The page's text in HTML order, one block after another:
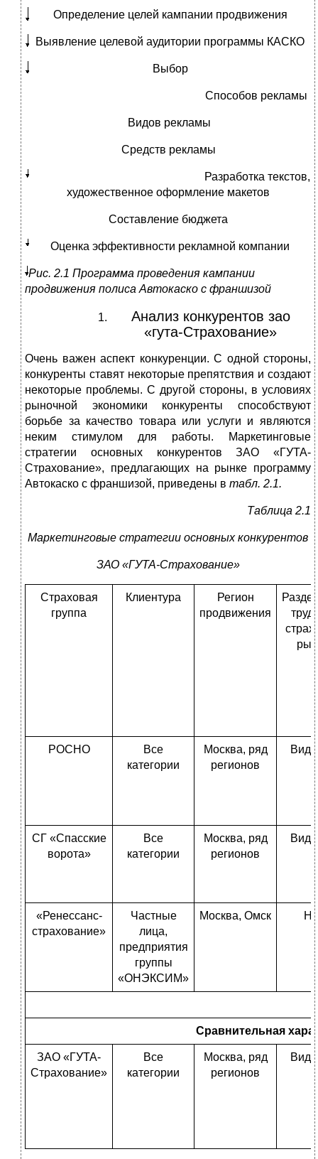
Определение целей кампании продвижения
Выявление целевой аудитории программы КАСКО
Выбор
Способов рекламы
Видов рекламы
Средств рекламы
Разработка текстов,
художественное оформление макетов
Составление бюджета
Оценка эффективности рекламной компании
Рис. 2.1 Программа проведения кампании
продвижения полиса Автокаско с франшизой
Анализ конкурентов зао
«гута-Страхование»
Очень важен аспект конкуренции. С одной стороны,
конкуренты ставят некоторые препятствия и создают
некоторые проблемы. С другой стороны, в условиях
рыночной экономики конкуренты способствуют
борьбе за качество товара или услуги и являются
неким стимулом для работы. Маркетинговые
стратегии основных конкурентов ЗАО «ГУТА-
Страхование», предлагающих на рынке программу
Автокаско с франшизой, приведены в табл. 2.1.
Таблица 2.1
Маркетинговые стратегии основных конкурентов
ЗАО «ГУТА-Страхование»
Страховая
группа
Клиентура
Регион
продвижения
РОСНО
Все
категории
Москва, ряд
регионов
СГ «Спасские
ворота»
Все
категории
Москва, ряд
регионов
«Ренессанс-
страхование»
Частные
лица,
предприятия
группы
«ОНЭКСИМ»
Москва, Омск
Сравнительная
ЗАО «ГУТА-
Страхование»
Все
категории
Москва, ряд
регионов